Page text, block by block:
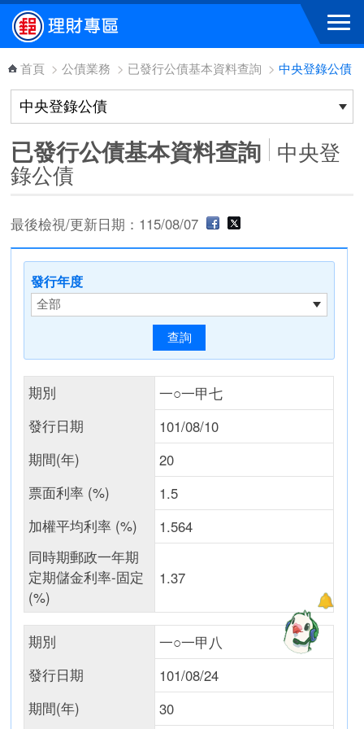
跳到主要內容區塊
首頁 > 公債業務 > 已發行公債基本資料查詢 > 中央登錄公債
已發行公債基本資料查詢 中央登
錄公債
最後檢視/更新日期：115/08/07
發行年度
期別
一○一甲七
發行日期
101/08/10
期間(年)
20
票面利率 (%)
1.5
加權平均利率 (%)
1.564
同時期郵政一年期
定期儲金利率-固定
(%)
1.37
期別
一○一甲八
發行日期
101/08/24
期間(年)
30